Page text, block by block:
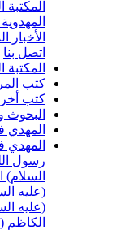
المهدوية
اختبر
المهدوية
المهدوية
والمقالات
في القرآن
في الأحاديث
الله (صلّى الله
الإمام الحسن
الإمام
الإمام
(عليه السلام)